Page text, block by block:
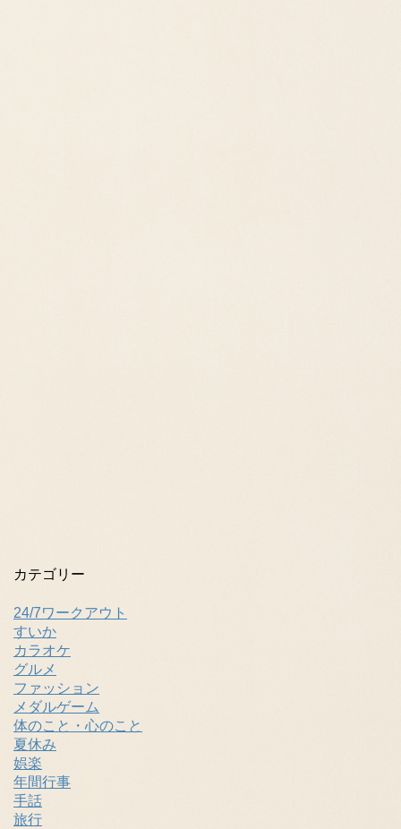
カテゴリー
24/7ワークアウト
すいか
カラオケ
グルメ
ファッション
メダルゲーム
体のこと・心のこと
夏休み
娯楽
年間行事
手話
旅行